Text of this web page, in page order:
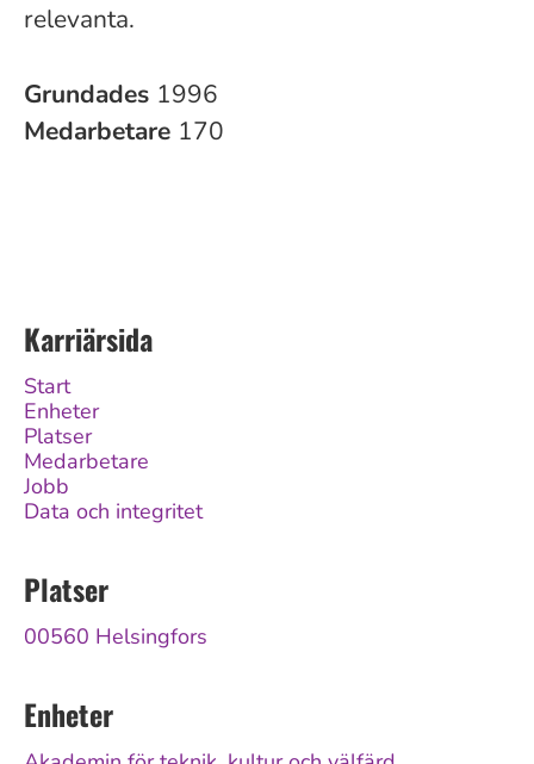
relevanta.
Grundades 1996
Medarbetare 170
Karriärsida
Start
Enheter
Platser
Medarbetare
Jobb
Data och integritet
Platser
00560 Helsingfors
Enheter